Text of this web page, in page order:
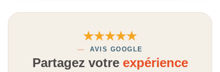
★★★★★
— AVIS GOOGLE
Partagez votre expérience